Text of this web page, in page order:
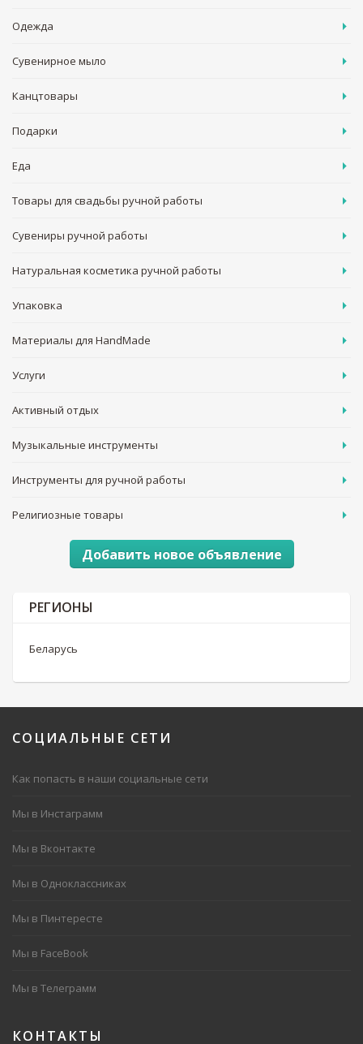
Одежда
Сувенирное мыло
Канцтовары
Подарки
Еда
Товары для свадьбы ручной работы
Сувениры ручной работы
Натуральная косметика ручной работы
Упаковка
Материалы для HandMade
Услуги
Активный отдых
Музыкальные инструменты
Инструменты для ручной работы
Религиозные товары
Добавить новое объявление
РЕГИОНЫ
Беларусь
СОЦИАЛЬНЫЕ СЕТИ
Как попасть в наши социальные сети
Мы в Инстаграмм
Мы в Вконтакте
Мы в Одноклассниках
Мы в Пинтересте
Мы в FaceBook
Мы в Телеграмм
КОНТАКТЫ